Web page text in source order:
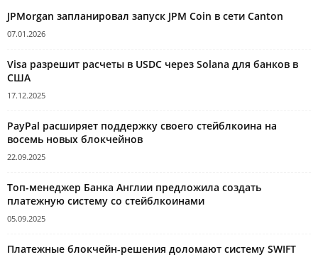
JPMorgan запланировал запуск JPM Coin в сети Canton
07.01.2026
Visa разрешит расчеты в USDC через Solana для банков в
США
17.12.2025
PayPal расширяет поддержку своего стейблкоина на
восемь новых блокчейнов
22.09.2025
Топ-менеджер Банка Англии предложила создать
платежную систему со стейблкоинами
05.09.2025
Платежные блокчейн-решения доломают систему SWIFT